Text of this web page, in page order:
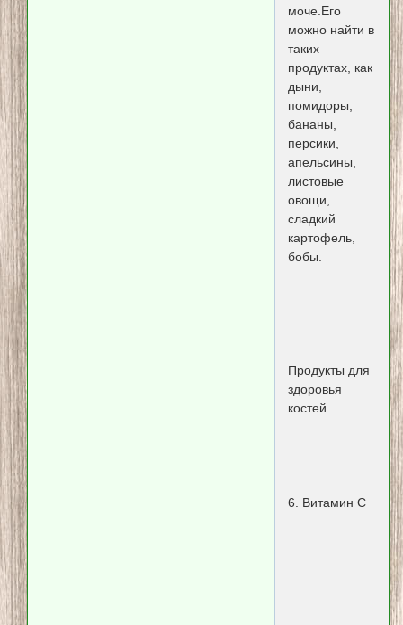
моче.Его
можно найти в
таких
продуктах, как
дыни,
помидоры,
бананы,
персики,
апельсины,
листовые
овощи,
сладкий
картофель,
бобы.
Продукты для
здоровья
костей
6. Витамин С